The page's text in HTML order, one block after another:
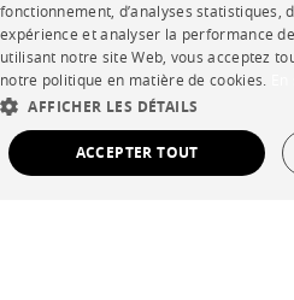
Rejoignez-nous
Devenir concessionnaire
Contract
fonctionnement, d’analyses statistiques,
expérience et analyser la performance
utilisant notre site Web, vous acceptez
notre politique en matière de cookies.
AFFICHER LES DÉTAILS
ACCEPTER TOUT